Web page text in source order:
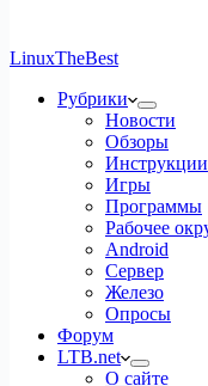
LinuxTheBest
Рубрики
Новости
Обзоры
Инструкции
Игры
Программы
Рабочее
Android
Сервер
Железо
Опросы
Форум
LTB.net
О сайте